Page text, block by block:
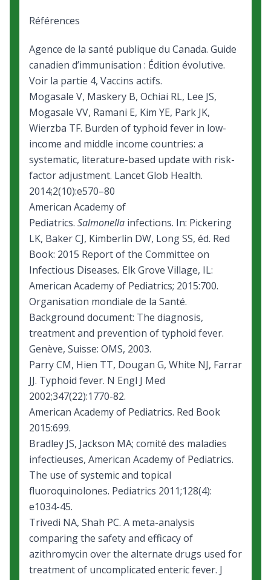
Références
Agence de la santé publique du Canada. Guide
canadien d’immunisation : Édition évolutive.
Voir la partie 4, Vaccins actifs.
Mogasale V, Maskery B, Ochiai RL, Lee JS,
Mogasale VV, Ramani E, Kim YE, Park JK,
Wierzba TF. Burden of typhoid fever in low-
income and middle income countries: a
systematic, literature-based update with risk-
factor adjustment. Lancet Glob Health.
2014;2(10):e570–80
American Academy of
Pediatrics. Salmonella infections. In: Pickering
LK, Baker CJ, Kimberlin DW, Long SS, éd. Red
Book: 2015 Report of the Committee on
Infectious Diseases. Elk Grove Village, IL:
American Academy of Pediatrics; 2015:700.
Organisation mondiale de la Santé.
Background document: The diagnosis,
treatment and prevention of typhoid fever.
Genève, Suisse: OMS, 2003.
Parry CM, Hien TT, Dougan G, White NJ, Farrar
JJ. Typhoid fever. N Engl J Med
2002;347(22):1770-82.
American Academy of Pediatrics. Red Book
2015:699.
Bradley JS, Jackson MA; comité des maladies
infectieuses, American Academy of Pediatrics.
The use of systemic and topical
fluoroquinolones. Pediatrics 2011;128(4):
e1034-45.
Trivedi NA, Shah PC. A meta-analysis
comparing the safety and efficacy of
azithromycin over the alternate drugs used for
treatment of uncomplicated enteric fever. J